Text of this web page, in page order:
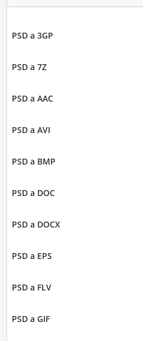
PSD a 3GP
PSD a 7Z
PSD a AAC
PSD a AVI
PSD a BMP
PSD a DOC
PSD a DOCX
PSD a EPS
PSD a FLV
PSD a GIF